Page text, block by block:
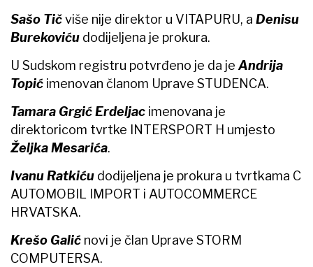
Sašo Tičviše nije direktor u VITAPURU, a Denisu
Burekoviću dodijeljena je prokura.
U Sudskom registru potvrđeno je da je Andrija
Topić imenovan članom Uprave STUDENCA.
Tamara Grgić Erdeljac imenovana je
direktoricom tvrtke INTERSPORT H umjesto
Željka Mesarića.
Ivanu Ratkiću dodijeljena je prokura u tvrtkama C
AUTOMOBIL IMPORT i AUTOCOMMERCE
HRVATSKA.
Krešo Galić novi je član Uprave STORM
COMPUTERSA.